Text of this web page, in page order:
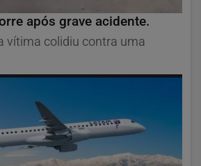
após grave acidente.
vítima colidiu contra uma